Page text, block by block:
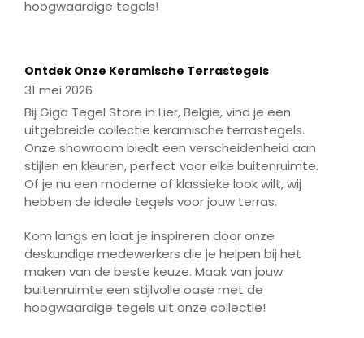
hoogwaardige tegels!
Play
Ontdek Onze Keramische Terrastegels
31 mei 2026
Bij Giga Tegel Store in Lier, België, vind je een
uitgebreide collectie keramische terrastegels.
Onze showroom biedt een verscheidenheid aan
stijlen en kleuren, perfect voor elke buitenruimte.
Of je nu een moderne of klassieke look wilt, wij
hebben de ideale tegels voor jouw terras.
Kom langs en laat je inspireren door onze
deskundige medewerkers die je helpen bij het
maken van de beste keuze. Maak van jouw
buitenruimte een stijlvolle oase met de
hoogwaardige tegels uit onze collectie!